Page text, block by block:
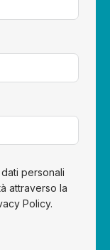
personali
attraverso la
Policy.